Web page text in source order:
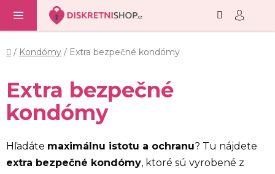
obsah
Domov
/ Kondómy / Extra bezpečné kondómy
Extra bezpečné
kondómy
Hľadáte maximálnu istotu a ochranu? Tu nájdete
extra bezpečné kondómy, ktoré sú vyrobené z